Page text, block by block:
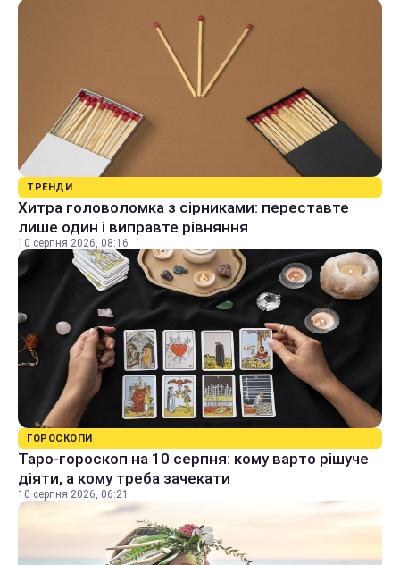
ТРЕНДИ
Хитра головоломка з сірниками: переставте
лише один і виправте рівняння
10 серпня 2026, 08:16
ГОРОСКОПИ
Таро-гороскоп на 10 серпня: кому варто рішуче
діяти, а кому треба зачекати
10 серпня 2026, 06:21